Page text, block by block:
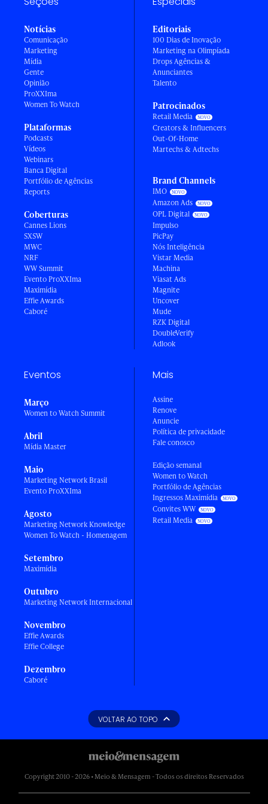
Notícias
Comunicação
Marketing
Mídia
Gente
Opinião
ProXXIma
Women To Watch
Plataformas
Podcasts
Vídeos
Webinars
Banca Digital
Portfólio de Agências
Reports
Coberturas
Cannes Lions
SXSW
MWC
NRF
WW Summit
Evento ProXXIma
Maximídia
Effie Awards
Caboré
Editoriais
100 Dias de Inovação
Marketing na Olimpíada
Drops Agências &
Anunciantes
Talento
Patrocinados
Retail Media
Creators & Influencers
Out-Of-Home
Martechs & Adtechs
Brand Channels
IMO
Amazon Ads
OPL Digital
Impulso
PicPay
Nós Inteligência
Vistar Media
Machina
Viasat Ads
Magnite
Uncover
Mude
RZK Digital
DoubleVerify
Adlook
Eventos
Março
Women to Watch Summit
Abril
Mídia Master
Maio
Marketing Network Brasil
Evento ProXXIma
Agosto
Marketing Network Knowledge
Women To Watch - Homenagem
Setembro
Maximídia
Outubro
Marketing Network Internacional
Novembro
Effie Awards
Effie College
Dezembro
Caboré
Mais
Assine
Renove
Anuncie
Política de privacidade
Fale conosco
Edição semanal
Women to Watch
Portfólio de Agências
Ingressos Maximídia
Convites WW
Retail Media
VOLTAR AO TOPO
Copyright 2010 - 2026 • Meio & Mensagem - Todos os direitos Reservados